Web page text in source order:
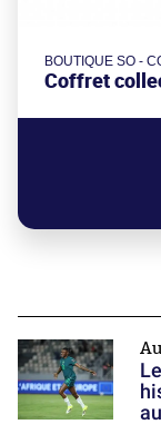
BOUTIQUE SO -
Coffret